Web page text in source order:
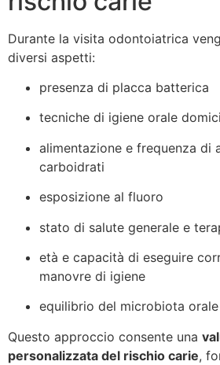
Durante la visita odontoiatrica
diversi aspetti:
presenza di placca batterica
tecniche di igiene orale
alimentazione e frequenza di
carboidrati
esposizione al fluoro
stato di salute generale e
età e capacità di eseguire
manovre di igiene
equilibrio del microbiota orale
Questo approccio consente una
personalizzata del rischio carie,